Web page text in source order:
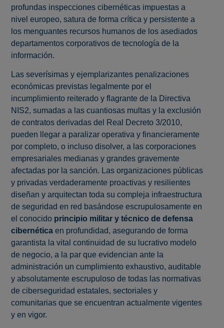
profundas inspecciones cibernéticas impuestas a
nivel europeo, satura de forma crítica y persistente a
los menguantes recursos humanos de los asediados
departamentos corporativos de tecnología de la
información.
Las severísimas y ejemplarizantes penalizaciones
económicas previstas legalmente por el
incumplimiento reiterado y flagrante de la Directiva
NIS2, sumadas a las cuantiosas multas y la exclusión
de contratos derivadas del Real Decreto 3/2010,
pueden llegar a paralizar operativa y financieramente
por completo, o incluso disolver, a las corporaciones
empresariales medianas y grandes gravemente
afectadas por la sanción. Las organizaciones públicas
y privadas verdaderamente proactivas y resilientes
diseñan y arquitectan toda su compleja infraestructura
de seguridad en red basándose escrupulosamente en
el conocido principio militar y técnico de defensa
cibernética en profundidad, asegurando de forma
garantista la vital continuidad de su lucrativo modelo
de negocio, a la par que evidencian ante la
administración un cumplimiento exhaustivo, auditable
y absolutamente escrupuloso de todas las normativas
de ciberseguridad estatales, sectoriales y
comunitarias que se encuentran actualmente vigentes
y en vigor.